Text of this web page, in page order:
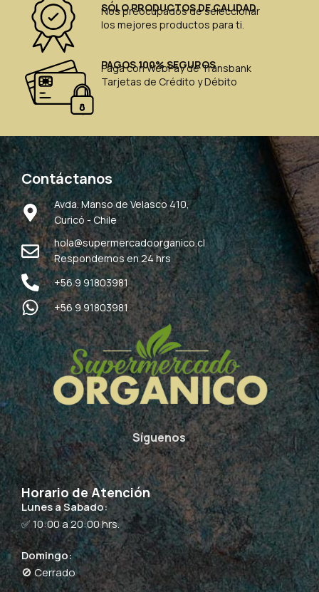
SÓLO PRODUCTOS DE CALIDAD
Nos preocupados de seleccionar
los mejores productos para ti.
PAGOS 100% SEGUROS
Paga con WebPay de Transbank
Tarjetas de Crédito y Débito
Contáctanos
Avda. Manso de Velasco 410,
Curicó - Chile
hola@supermercadoorganico.cl
Respondemos en 24 hrs
+56 9 91803981
+56 9 91803981
Síguenos
Horario de Atención
Lunes a Sabado:
✅ 10:00 a 20:00 hrs.
Domingo:
🚫 Cerrado